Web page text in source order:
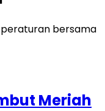
Meriah